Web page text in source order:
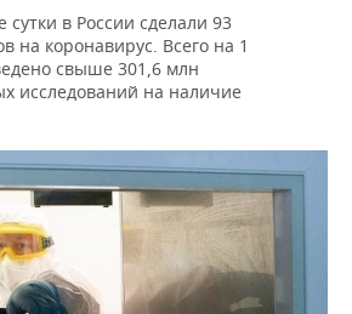
сутки в России сделали 93
на коронавирус. Всего на 1
свыше 301,6 млн
исследований на наличие